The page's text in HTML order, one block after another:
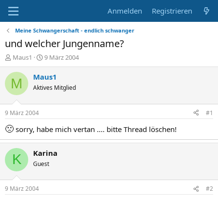
Anmelden Registrieren
Meine Schwangerschaft - endlich schwanger
und welcher Jungenname?
E
r
s
t
l
e
r
Maus1
E
r
s
e
t
a
9 März 2004
M Maus1
Aktives Mitglied
9 März 2004 #1
🙁 sorry, habe mich vertan .... bitte Thread löschen!
K Karina
Guest
9 März 2004 #2